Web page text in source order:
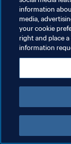
개인정보 보호정책
쿠키 기본 설정 관리
Copyright © 1994 - 2026
information
media,
your cookie
right and place
information